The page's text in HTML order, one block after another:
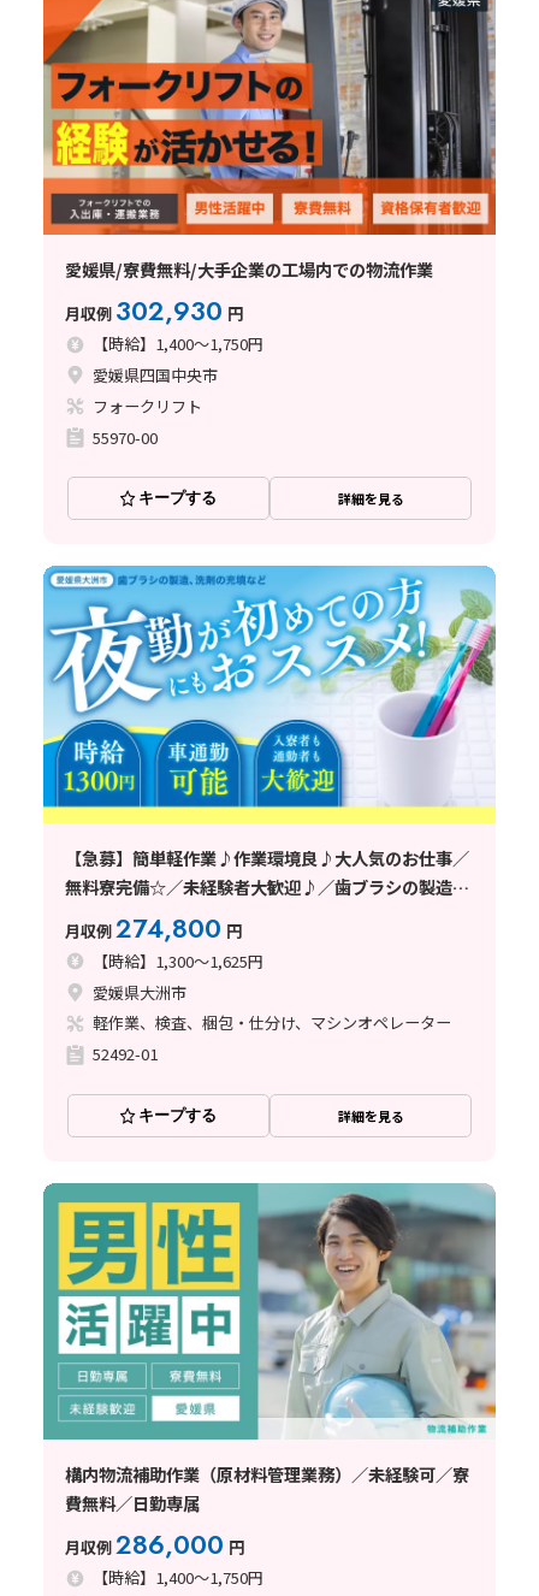
愛媛県/寮費無料/大手企業の工場内での物流作業
月収例 302,930 円
【時給】1,400～1,750円
愛媛県四国中央市
フォークリフト
55970-00
キープする 詳細を見る
【急募】簡単軽作業♪作業環境良♪大人気のお仕事／
無料寮完備☆／未経験者大歓迎♪／歯ブラシの製造／
年齢層幅広く活躍中／愛媛県／2026年メーカー様直接
雇用実績有り
月収例274,800 円
【時給】1,300～1,625円
愛媛県大洲市
軽作業、検査、梱包・仕分け、マシンオペレーター
52492-01
キープする 詳細を見る
構内物流補助作業（原材料管理業務）／未経験可／寮
費無料／日勤専属
月収例286,000 円
【時給】1,400～1,750円